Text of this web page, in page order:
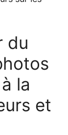
du
la
et